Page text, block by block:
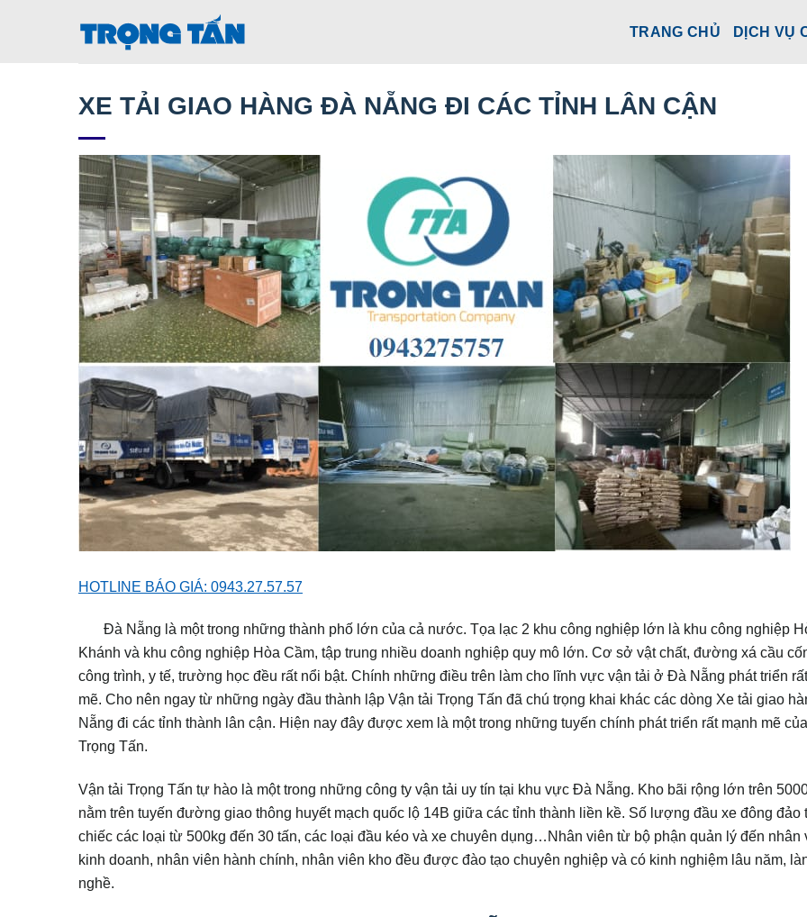
TRANG CHỦ DỊCH VỤ
XE TẢI GIAO HÀNG ĐÀ NẴNG ĐI CÁC TỈNH LÂN CẬN
HOTLINE BÁO GIÁ: 0943.27.57.57
Đà Nẵng là một trong những thành phố lớn của cả nước. Tọa lạc 2 khu công nghiệp lớn là khu công nghiệp
Khánh và khu công nghiệp Hòa Cầm, tập trung nhiều doanh nghiệp quy mô lớn. Cơ sở vật chất, đường xá cầu
công trình, y tế, trường học đều rất nổi bật. Chính những điều trên làm cho lĩnh vực vận tải ở Đà Nẵng phát triển
mẽ. Cho nên ngay từ những ngày đầu thành lập Vận tải Trọng Tấn đã chú trọng khai khác các dòng Xe tải giao
Nẵng đi các tỉnh thành lân cận. Hiện nay đây được xem là một trong những tuyến chính phát triển rất mạnh mẽ
Trọng Tấn.
Vận tải Trọng Tấn tự hào là một trong những công ty vận tải uy tín tại khu vực Đà Nẵng. Kho bãi rộng lớn trên
nằm trên tuyến đường giao thông huyết mạch quốc lộ 14B giữa các tỉnh thành liền kề. Số lượng đầu xe đông đảo
chiếc các loại từ 500kg đến 30 tấn, các loại đầu kéo và xe chuyên dụng…Nhân viên từ bộ phận quản lý đến nhân
kinh doanh, nhân viên hành chính, nhân viên kho đều được đào tạo chuyên nghiệp và có kinh nghiệm lâu năm,
nghề.